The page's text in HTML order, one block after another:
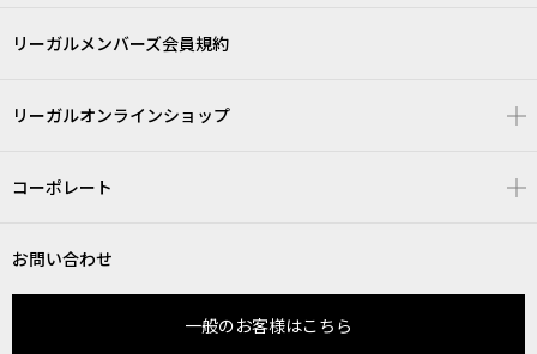
リーガルメンバーズ会員規約
リーガルオンラインショップ
コーポレート
お問い合わせ
一般のお客様はこちら